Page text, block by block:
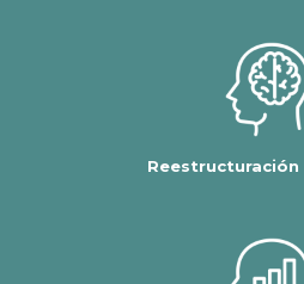
Reestructuración